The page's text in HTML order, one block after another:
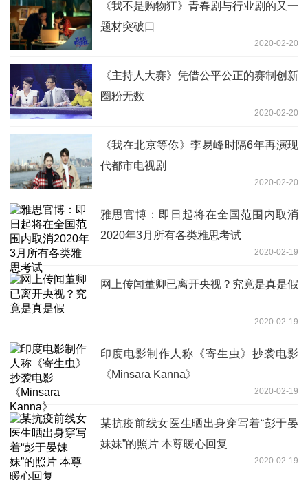
《我不是购物狂》青春剧与行业剧的又一
题材突破口
2020-02-20
《主持人大赛》凭借公平公正的赛制创新
圈粉无数
2020-02-20
《我在北京等你》李易峰时隔6年再演现
代都市电视剧
2020-02-20
雅思官博：即日起将在全国范围内取消
2020年3月所有各类雅思考试
2020-02-19
网上传闻董卿已离开央视？究竟是真是假
2020-02-19
印度电影制作人称《寄生虫》抄袭电影
《Minsara Kanna》
2020-02-19
某抗疫前线女医生晒出身穿写着“彭于晏
妹妹”的照片 本尊暖心回复
2020-02-19